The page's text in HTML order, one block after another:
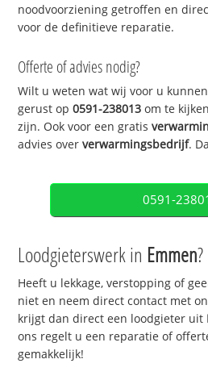
noodvoorziening getroffen en
voor de definitieve reparatie.
Offerte of advies nodig?
Wilt u weten wat wij voor u
gerust op0591-238013 om te
zijn. Ook voor een gratis
advies oververwarmingsbedrijf.
0591-
Loodgieterswerk in Emmen?
Heeft u lekkage, verstopping of
niet en neem direct contact met
krijgt dan direct een loodgieter uit
ons regelt u een reparatie of
gemakkelijk!